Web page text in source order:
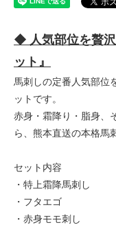
◆ 人気部位を贅
ット』
馬刺しの定番人気部位
ットです。
赤身・霜降り・脂身、
ら、熊本直送の本格馬
セット内容
・特上霜降馬刺し
・フタエゴ
・赤身モモ刺し